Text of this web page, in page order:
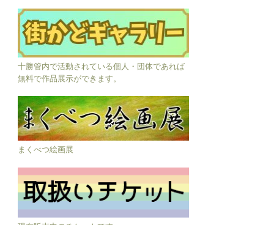
十勝管内で活動されている個人・団体であれば
無料で作品展示ができます。
まくべつ絵画展